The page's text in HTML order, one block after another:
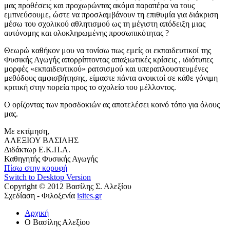
μας προθέσεις και προχωρώντας ακόμα παραπέρα να τους
εμπνεύσουμε, ώστε να προσλαμβάνουν τη επιθυμία για διάκριση
μέσω του σχολικού αθλητισμού ως τη μέγιστη απόδειξη μιας
αυτόνομης και ολοκληρωμένης προσωπικότητας ?
Θεωρώ καθήκον μου να τονίσω πως εμείς οι εκπαιδευτικοί της
Φυσικής Αγωγής απορρίπτοντας απαξιωτικές κρίσεις , ιδιότυπες
μορφές «εκπαιδευτικού» ρατσισμού και υπεραπλουστευμένες
μεθόδους αμφισβήτησης, είμαστε πάντα ανοικτοί σε κάθε γόνιμη
κριτική στην πορεία προς το σχολείο του μέλλοντος.
Ο ορίζοντας των προσδοκιών ας αποτελέσει κοινό τόπο για όλους
μας.
Με εκτίμηση,
ΑΛΕΞΙΟΥ ΒΑΣΙΛΗΣ
Διδάκτωρ Ε.Κ.Π.Α.
Καθηγητής Φυσικής Αγωγής
Πίσω στην κορυφή
Switch to Desktop Version
Copyright © 2012 Βασίλης Σ. Αλεξίου
Σχεδίαση - Φιλοξενία isites.gr
Αρχική
Ο Βασίλης Αλεξίου